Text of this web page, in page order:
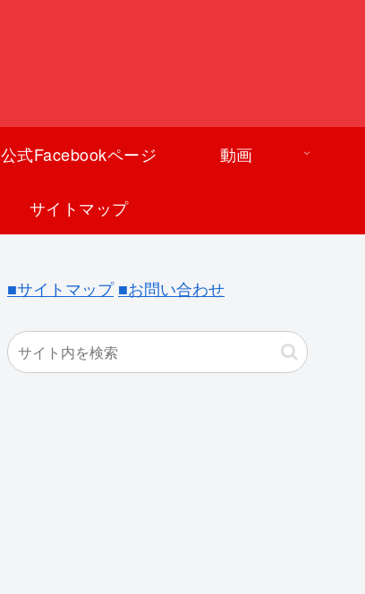
公式Facebookページ 動画
サイトマップ
■サイトマップ ■お問い合わせ